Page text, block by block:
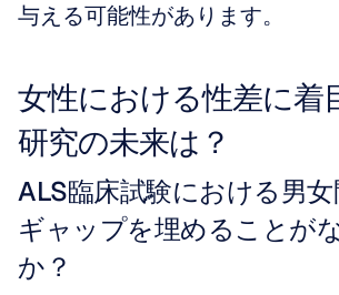
与える可能性があります。
女性における性差に着
研究の未来は？
ALS臨床試験における男
ギャップを埋めることが
か？